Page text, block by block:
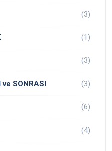
(3)
(1)
(3)
SONRASI (3)
(6)
(4)